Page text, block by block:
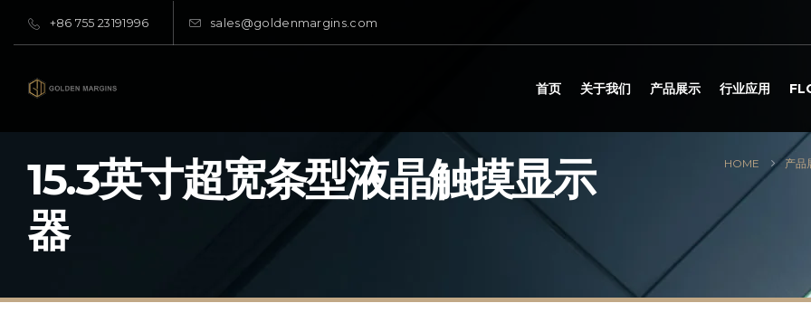
+86 755 23191996 sales@goldenmargins.com
首页 关于我们 产品展示 行业应用
15.3英寸超宽条型液晶触摸显示
器
HOME 产品